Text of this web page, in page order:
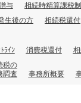
与 相続時精算課税
生後の方
相続税還付
ﾗｲﾝ 消費税還付
税の
調査
事務所概要